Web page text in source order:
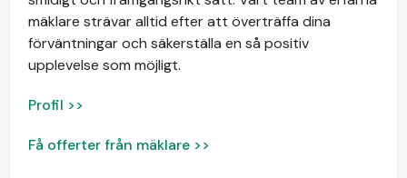
mäklare strävar alltid efter att överträffa dina
förväntningar och säkerställa en så positiv
upplevelse som möjligt.
Profil >>
Få offerter från mäklare >>